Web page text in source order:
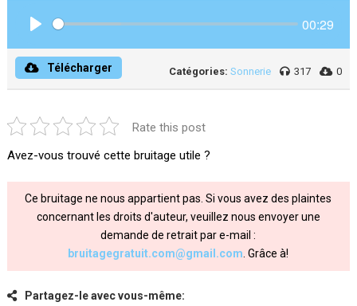
00:29
Télécharger Catégories: Sonnerie 317 0
Rate this post
Avez-vous trouvé cette bruitage utile ?
Ce bruitage ne nous appartient pas. Si vous avez des plaintes
concernant les droits d'auteur, veuillez nous envoyer une
demande de retrait par e-mail :
bruitagegratuit.com@gmail.com . Grâce à!
Partagez-le avec vous-même: